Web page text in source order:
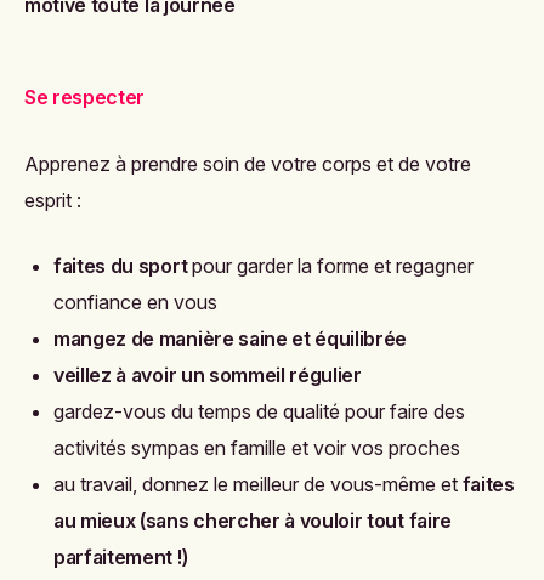
motivé toute la journée
Se respecter
Apprenez à prendre soin de votre corps et de votre
esprit :
faites du sportpour garder la forme et regagner
confiance en vous
mangez de manière saine et équilibrée
veillez à avoir un sommeil régulier
gardez-vous du temps de qualité pour faire des
activités sympas en famille et voir vos proches
au travail, donnez le meilleur de vous-même et faites
au mieux (sans chercher à vouloir tout faire
parfaitement !)